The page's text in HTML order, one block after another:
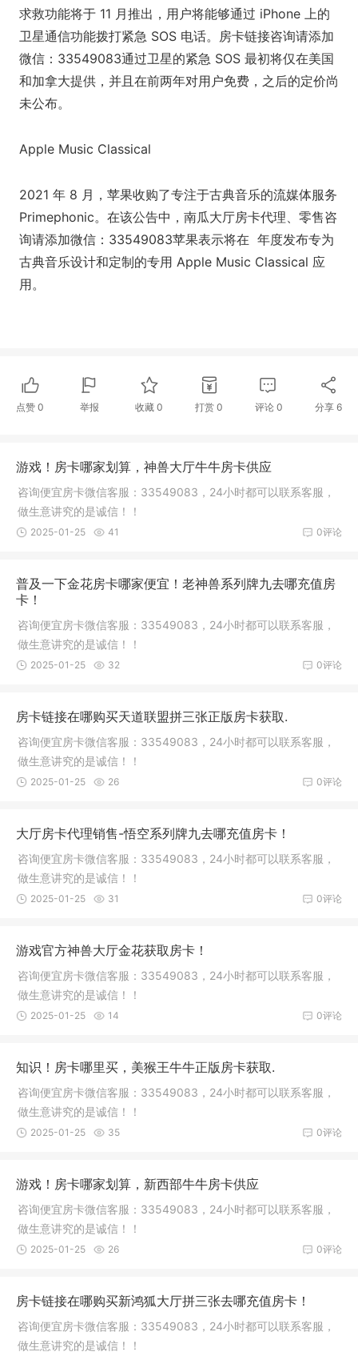
求救功能将于 11 月推出，用户将能够通过 iPhone 上的
卫星通信功能拨打紧急 SOS 电话。房卡链接咨询请添加
微信：33549083通过卫星的紧急 SOS 最初将仅在美国
和加拿大提供，并且在前两年对用户免费，之后的定价尚
未公布。
Apple Music Classical
2021 年 8 月，苹果收购了专注于古典音乐的流媒体服务
Primephonic。在该公告中，南瓜大厅房卡代理、零售咨
询请添加微信：33549083苹果表示将在 年度发布专为
古典音乐设计和定制的专用 Apple Music Classical 应
用。
点赞 0 举报 收藏0 打赏 0 评论 0 分享 6
游戏！房卡哪家划算，神兽大厅牛牛房卡供应
咨询便宜房卡微信客服：33549083，24小时都可以联系客服，
做生意讲究的是诚信！！
0评论
2025-01-25 41
普及一下金花房卡哪家便宜！老神兽系列牌九去哪充值房
卡！
咨询便宜房卡微信客服：33549083，24小时都可以联系客服，
做生意讲究的是诚信！！
0评论
2025-01-25 32
房卡链接在哪购买天道联盟拼三张正版房卡获取.
咨询便宜房卡微信客服：33549083，24小时都可以联系客服，
做生意讲究的是诚信！！
0评论
2025-01-25 26
大厅房卡代理销售-悟空系列牌九去哪充值房卡！
咨询便宜房卡微信客服：33549083，24小时都可以联系客服，
做生意讲究的是诚信！！
0评论
2025-01-25 31
游戏官方神兽大厅金花获取房卡！
咨询便宜房卡微信客服：33549083，24小时都可以联系客服，
做生意讲究的是诚信！！
0评论
2025-01-25 14
知识！房卡哪里买，美猴王牛牛正版房卡获取.
咨询便宜房卡微信客服：33549083，24小时都可以联系客服，
做生意讲究的是诚信！！
0评论
2025-01-25 35
游戏！房卡哪家划算，新西部牛牛房卡供应
咨询便宜房卡微信客服：33549083，24小时都可以联系客服，
做生意讲究的是诚信！！
0评论
2025-01-25 26
房卡链接在哪购买新鸿狐大厅拼三张去哪充值房卡！
咨询便宜房卡微信客服：33549083，24小时都可以联系客服，
做生意讲究的是诚信！！